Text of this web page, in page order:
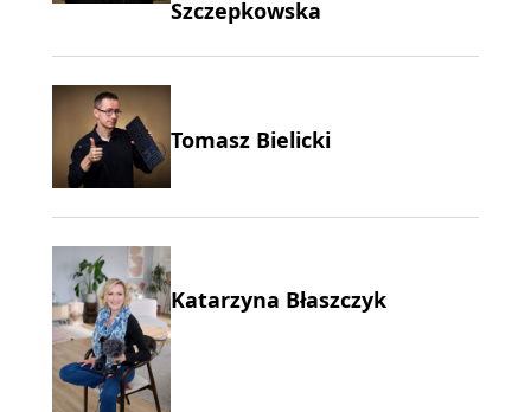
Szczepkowska
Tomasz Bielicki
Katarzyna Błaszczyk